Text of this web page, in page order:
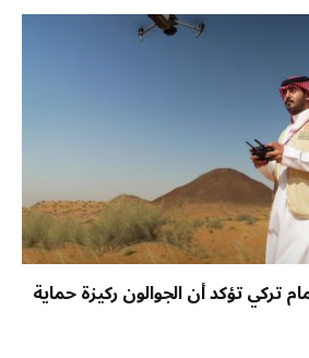
تركي تؤكد أن الجوالون ركيزة حماية